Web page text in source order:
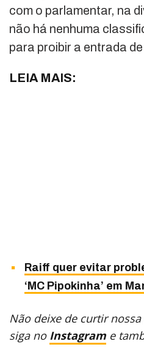
com o parlamentar, na
não há nenhuma
para proibir a entrada
LEIA MAIS:
Raiff quer evitar
‘MC Pipokinha’ em
Não deixe de curtir
siga no Instagram e